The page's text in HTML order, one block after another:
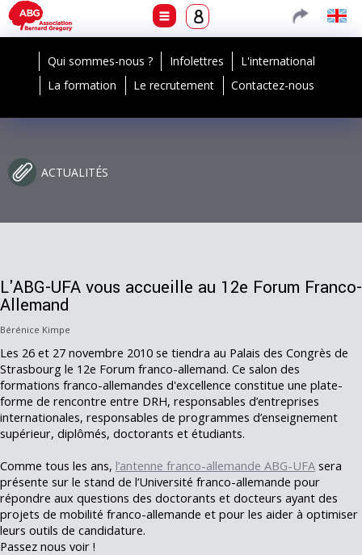
Qui sommes-nous ? Infolettres
L'international
La formation
Le recrutement Contactez-nous
ACTUALITÉS
L'ABG-UFA vous accueille au 12e Forum Franco-
Allemand
Bérénice Kimpe
Les 26 et 27 novembre 2010 se tiendra au Palais des Congrès de
Strasbourg le 12e Forum franco-allemand. Ce salon des
formations franco-allemandes d'excellence constitue une plate-
forme de rencontre entre DRH, responsables d’entreprises
internationales, responsables de programmes d’enseignement
supérieur, diplômés, doctorants et étudiants.
Comme tous les ans, l’antenne franco-allemande ABG-UFA sera
présente sur le stand de l’Université franco-allemande pour
répondre aux questions des doctorants et docteurs ayant des
projets de mobilité franco-allemande et pour les aider à optimiser
leurs outils de candidature.
Passez nous voir !